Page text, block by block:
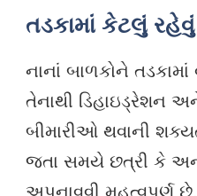
તડકામાં કેટલું
નાનાં બાળકોને તડકામાં
તેનાથી ડિહાઇડ્રેશન
બીમારીઓ થવાની
જતા સમયે છત્રી કે
અપનાવવી મહત્વપૂર્ણ છે.